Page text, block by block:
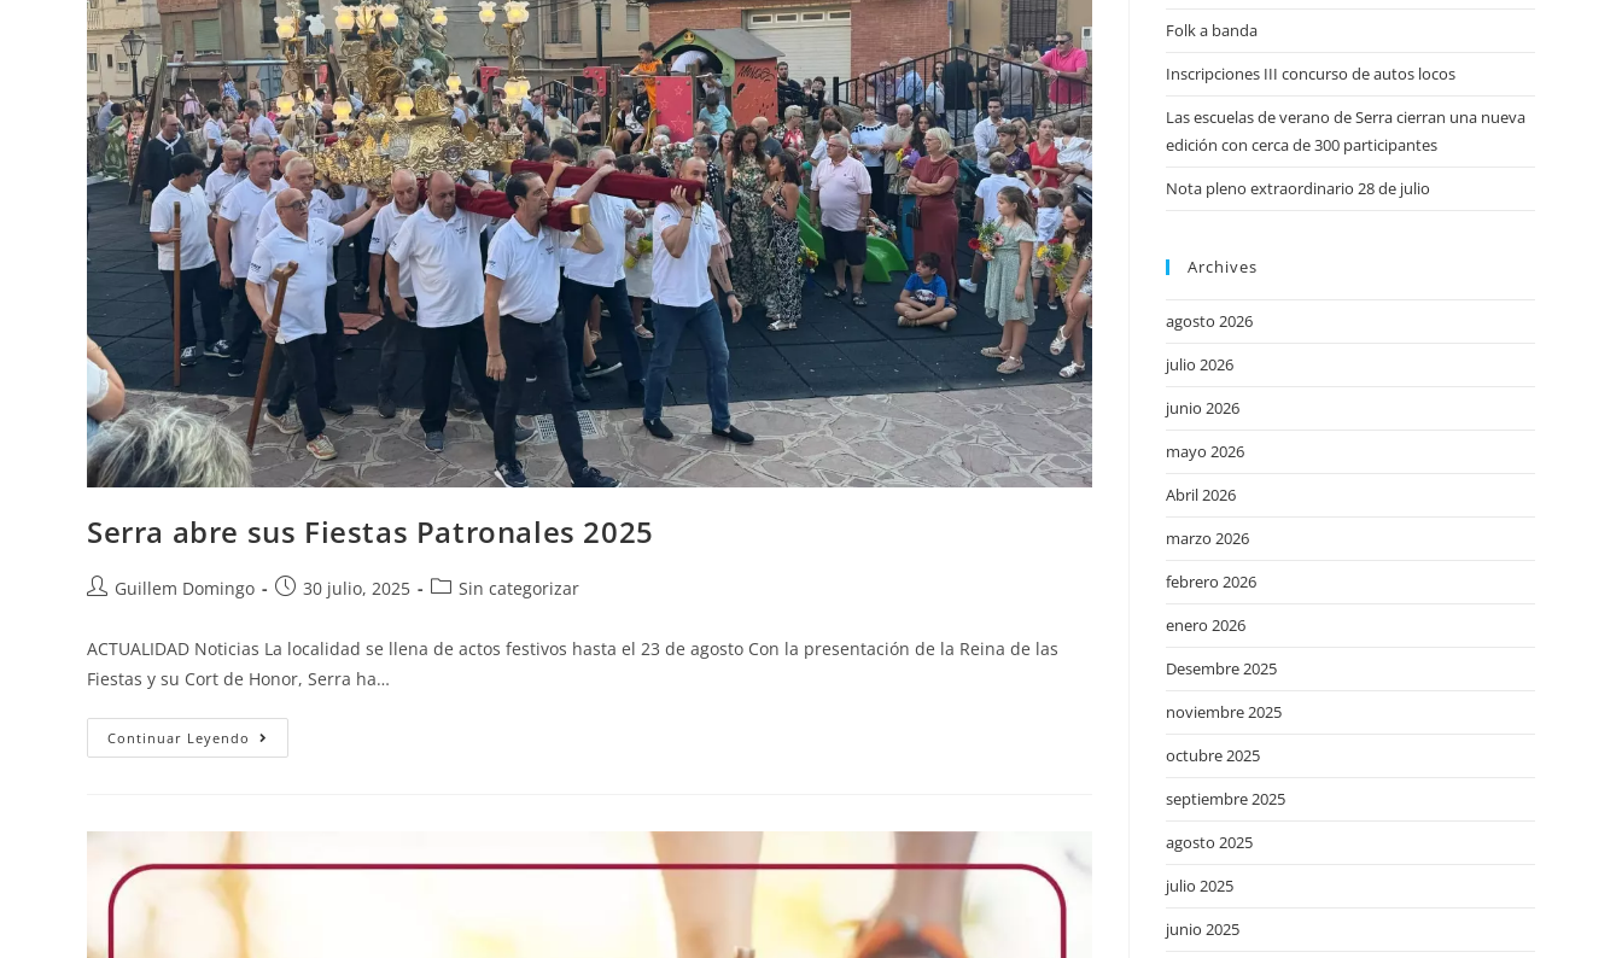
Serra abre sus Fiestas Patronales 2025
Guillem Domingo 30 julio, 2025 Sin categorizar
ACTUALIDAD Noticias La localidad se llena de actos festivos hasta el 23 de agosto Con la presentación de la Reina de las
Fiestas y su Cort de Honor, Serra ha…
Continuar Leyendo
Folk a banda
Inscripciones III concurso de autos locos
Las escuelas de verano de Serra cierran una nueva
edición con cerca de 300 participantes
Nota pleno extraordinario 28 de julio
Archives
agosto 2026
julio 2026
junio 2026
mayo 2026
Abril 2026
marzo 2026
febrero 2026
enero 2026
Desembre 2025
noviembre 2025
octubre 2025
septiembre 2025
agosto 2025
julio 2025
junio 2025